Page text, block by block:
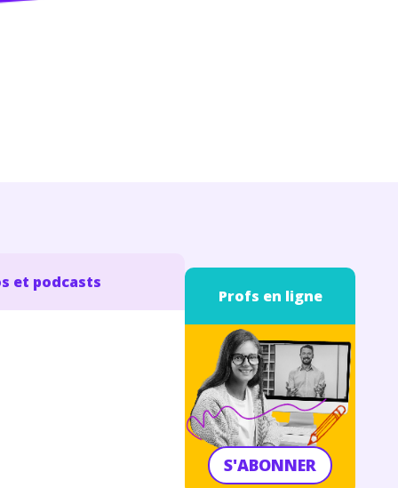
et podcasts
Profs en ligne
S'ABONNER